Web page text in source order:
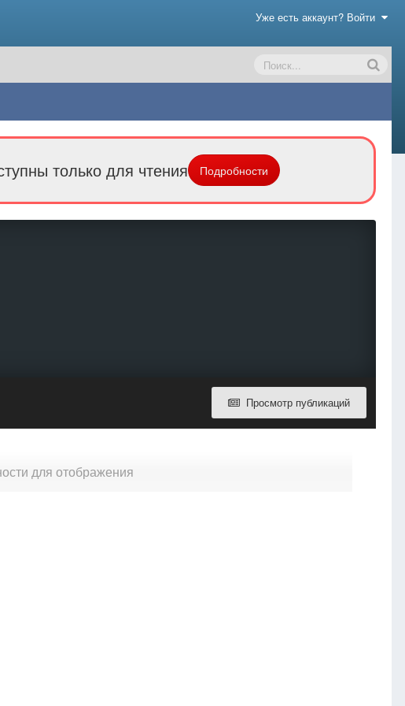
Уже есть аккаунт? Войти
только для чтения Подробности
Просмотр публикаций
для отображения